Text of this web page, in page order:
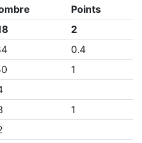
Points
2
0.4
1
1